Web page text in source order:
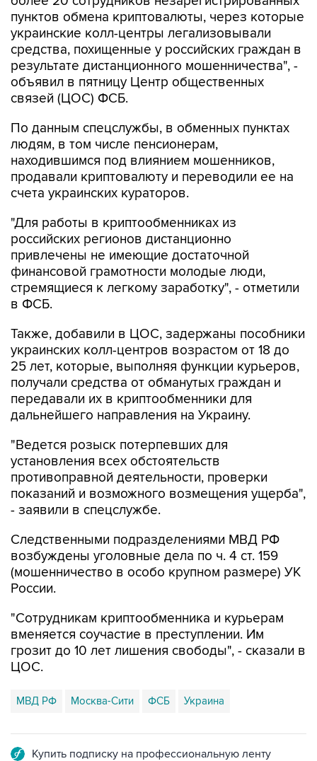
пунктов обмена криптовалюты, через которые
украинские колл-центры легализовывали
средства, похищенные у российских граждан в
результате дистанционного мошенничества", -
объявил в пятницу Центр общественных
связей (ЦОС) ФСБ.
По данным спецслужбы, в обменных пунктах
людям, в том числе пенсионерам,
находившимся под влиянием мошенников,
продавали криптовалюту и переводили ее на
счета украинских кураторов.
"Для работы в криптообменниках из
российских регионов дистанционно
привлечены не имеющие достаточной
финансовой грамотности молодые люди,
стремящиеся к легкому заработку", - отметили
в ФСБ.
Также, добавили в ЦОС, задержаны пособники
украинских колл-центров возрастом от 18 до
25 лет, которые, выполняя функции курьеров,
получали средства от обманутых граждан и
передавали их в криптообменники для
дальнейшего направления на Украину.
"Ведется розыск потерпевших для
установления всех обстоятельств
противоправной деятельности, проверки
показаний и возможного возмещения ущерба",
- заявили в спецслужбе.
Следственными подразделениями МВД РФ
возбуждены уголовные дела по ч. 4 ст. 159
(мошенничество в особо крупном размере) УК
России.
"Сотрудникам криптообменника и курьерам
вменяется соучастие в преступлении. Им
грозит до 10 лет лишения свободы", - сказали в
ЦОС.
МВД РФ Москва-Сити ФСБ Украина
Купить подписку на профессиональную ленту